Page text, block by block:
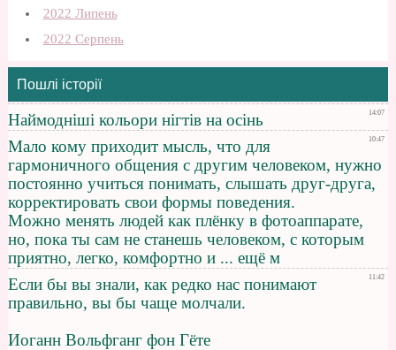
2022 Липень
2022 Серпень
Пошлі історії